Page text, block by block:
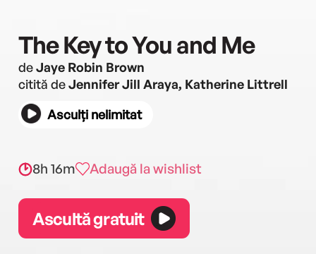
The Key to You and Me
deJaye Robin Brown
citită deJennifer Jill Araya, Katherine Littrell
Asculți nelimitat
8h 16m Adaugă la wishlist
Ascultă gratuit